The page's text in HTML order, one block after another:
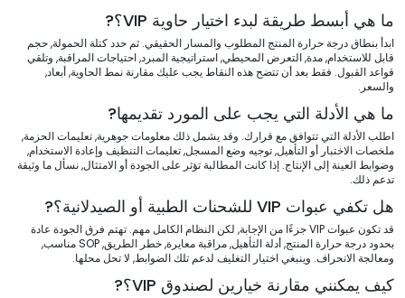
ما هي أبسط طريقة لبدء اختيار حاوية VIP؟?
ابدأ بنطاق درجة حرارة المنتج المطلوب والمسار الحقيقي. ثم حدد كتلة الحمولة, حجم
قابل للاستخدام, مدة, التعرض المحيطي, استراتيجية المبرد, احتياجات المراقبة, وتلقي
قواعد القبول. فقط بعد أن تتضح هذه النقاط يجب عليك مقارنة نمط الحاوية, أبعاد,
والسعر.
ما هي الأدلة التي يجب على المورد تقديمها?
اطلب الأدلة التي تتوافق مع قرارك. وقد يشمل ذلك معلومات جوهرية, تعليمات الحزمة,
ملخصات الاختبار أو التأهيل, توجيه وضع المسجل, تعليمات التنظيف وإعادة الاستخدام,
وضوابط العينة إلى الإنتاج. إذا كانت المطالبة تؤثر على الجودة أو الامتثال, نسأل ما وثيقة
تدعم ذلك.
هل تكفي عبوات VIP للشحنات الطبية أو الصيدلانية؟?
قد تكون عبوات VIP جزءًا من الإجابة, لكن النظام الكامل مهم. تهتم فرق الجودة عادة
بحدود درجة حرارة المنتج, أدلة التأهيل, مراقبة معايرة, خطر الطريق, SOP مناسب,
ومعالجة الانحراف. وينبغي اختيار التغليف لدعم تلك الضوابط, لا تحل محلها.
كيف يمكنني مقارنة خيارين لصندوق VIP؟?